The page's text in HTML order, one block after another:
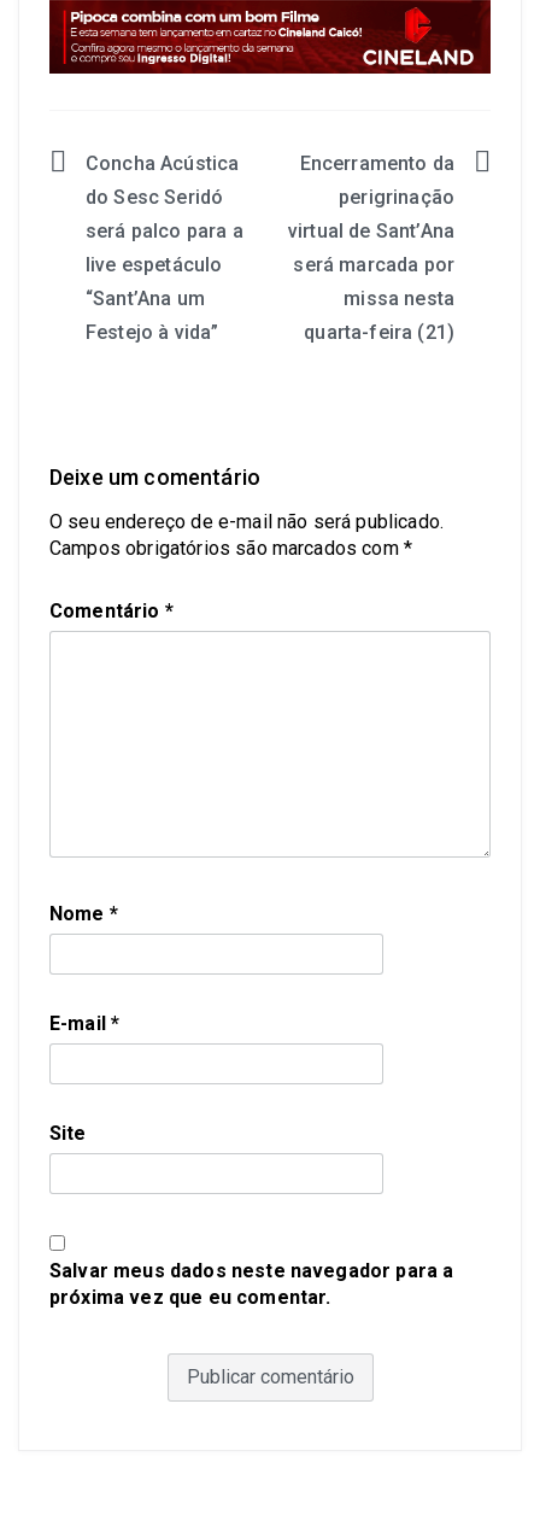
Concha Acústica
do Sesc Seridó
será palco para a
live espetáculo
“Sant’Ana um
Festejo à vida”
Encerramento da
perigrinação
virtual de Sant’Ana
será marcada por
missa nesta
quarta-feira (21)
Deixe um comentário
O seu endereço de e-mail não será publicado.
Campos obrigatórios são marcados com *
Comentário *
Nome *
E-mail*
Site
Salvar meus dados neste navegador para a
próxima vez que eu comentar.